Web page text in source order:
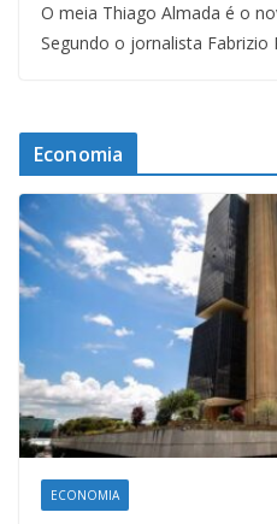
O meia Thiago Almada é o
Segundo o jornalista
Economia
ECONOMIA